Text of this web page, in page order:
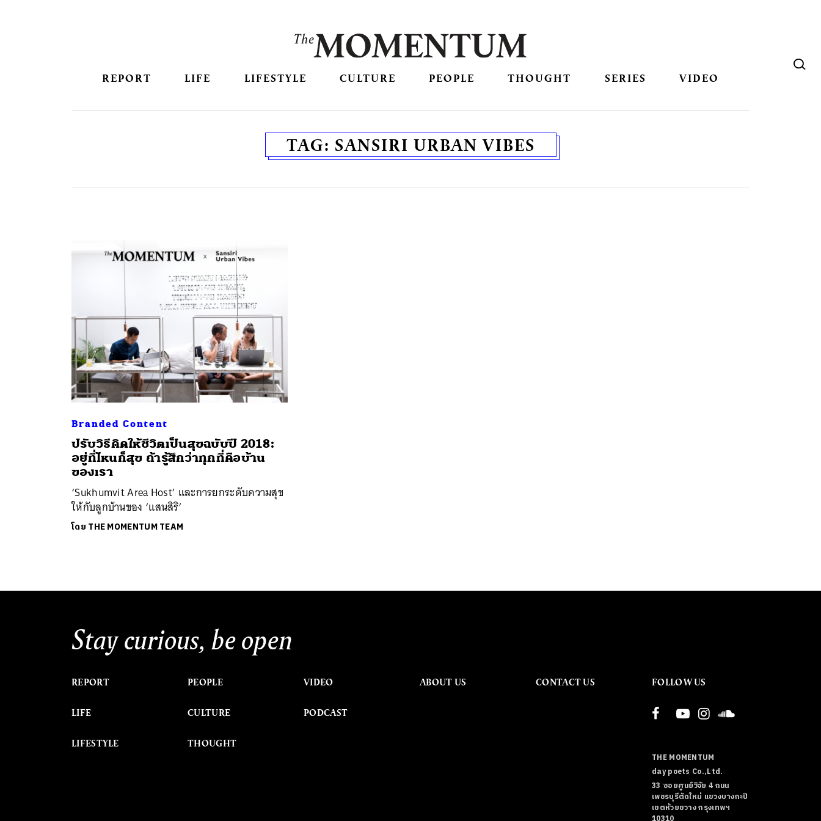
REPORT LIFE LIFESTYLE CULTURE PEOPLE THOUGHT SERIES VIDEO
TAG: SANSIRI URBAN VIBES
Branded Content
ปรับวิธีคิดให้ชีวิตเป็นสุขฉบับปี 2018:
อยู่ที่ไหนก็สุข ถ้ารู้สึกว่าทุกที่คือบ้าน
ของเรา
‘Sukhumvit Area Host’ และการยกระดับความสุข
ให้กับลูกบ้านของ ‘แสนสิริ’
โดย THE MOMENTUM TEAM
Stay curious, be open
REPORT
LIFE
LIFESTYLE
PEOPLE
CULTURE
THOUGHT
VIDEO
PODCAST
ABOUT US CONTACT US FOLLOW US
THE MOMENTUM
day poets Co.,Ltd.
33 ซอยศูนย์วิจัย 4 ถนน
เพชรบุรีตัดใหม่ แขวงบางกะปิ
เขตห้วยขวาง กรุงเทพฯ